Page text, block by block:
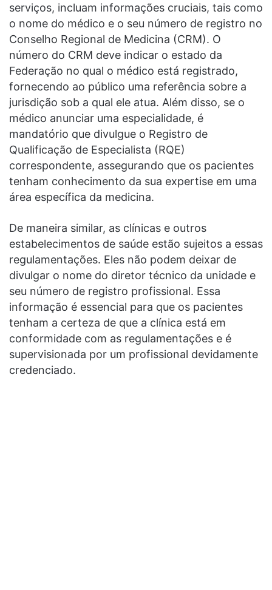
serviços, incluam informações cruciais, tais como
o nome do médico e o seu número de registro no
Conselho Regional de Medicina (CRM). O
número do CRM deve indicar o estado da
Federação no qual o médico está registrado,
fornecendo ao público uma referência sobre a
jurisdição sob a qual ele atua. Além disso, se o
médico anunciar uma especialidade, é
mandatório que divulgue o Registro de
Qualificação de Especialista (RQE)
correspondente, assegurando que os pacientes
tenham conhecimento da sua expertise em uma
área específica da medicina.
De maneira similar, as clínicas e outros
estabelecimentos de saúde estão sujeitos a essas
regulamentações. Eles não podem deixar de
divulgar o nome do diretor técnico da unidade e
seu número de registro profissional. Essa
informação é essencial para que os pacientes
tenham a certeza de que a clínica está em
conformidade com as regulamentações e é
supervisionada por um profissional devidamente
credenciado.